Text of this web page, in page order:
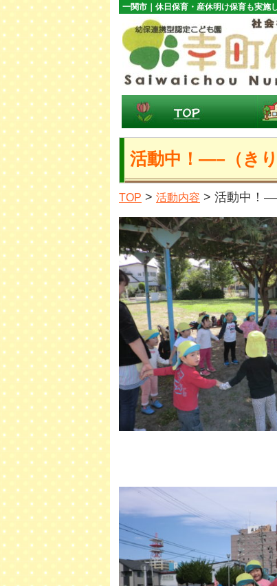
一関市｜休日保育・産休明け保育も実施
活動中！—–（きり
TOP > 活動内容 > 活動中！